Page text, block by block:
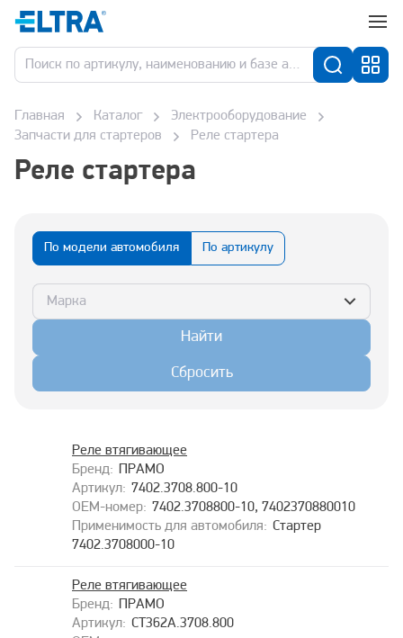
Главная Каталог
Электрооборудование
Запчасти для стартеров
Реле стартера
Реле стартера
По модели автомобиля По артикулу
Марка
Найти
Сбросить
ПРАМО
7402.3708.800-10
7402.3708800-10, 7402370880010
Реле втягивающее
Стартер
7402.3708000-10
ПРАМО
СТ362А.3708.800
Реле втягивающее